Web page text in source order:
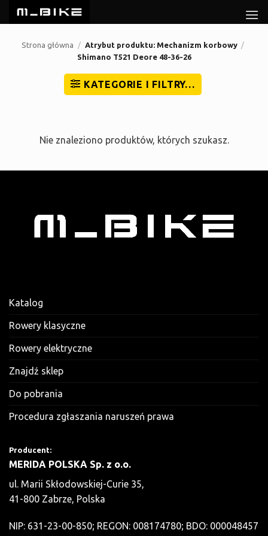
Przewiń
do
Strona główna / Atrybut produktu: Mechanizm korbowy /
Shimano T521 Deore 48-36-26
KATEGORIE I FILTRY…
Nie znaleziono produktów, których szukasz.
Katalog
Rowery klasyczne
Rowery elektryczne
Znajdź sklep
Do pobrania
Procedura zgłaszania naruszeń prawa
Producent:
MERIDA POLSKA Sp. z o.o.
ul. Marii Skłodowskiej-Curie 35,
41-800 Zabrze, Polska
NIP: 631-23-00-850; REGON: 008174780; BDO: 000048457